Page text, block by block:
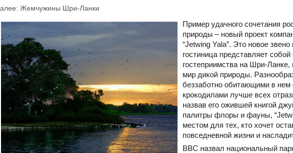
Жемчужины Шри-Ланки
Пример удачного сочетания
природы – новый проект
“Jetwing Yala”. Это новое
гостиница представляет
гостеприимства на Шри-
мир дикой природы.
беззаботно обитающими в
крокодилами лучше всех
назвав его ожившей книгой
палитры флоры и фауны,
местом для тех, кто хочет
повседневной жизни и
BBC назвал национальный